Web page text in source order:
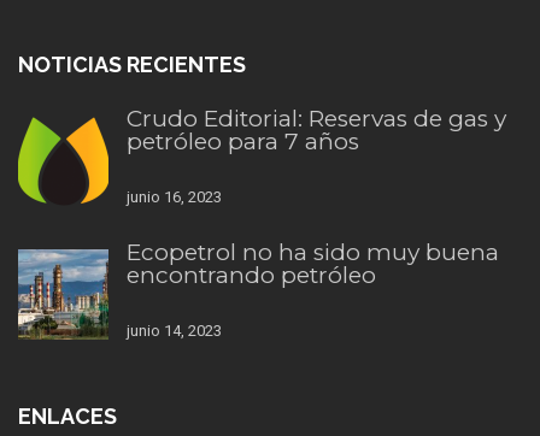
NOTICIAS RECIENTES
Crudo Editorial: Reservas de gas y
petróleo para 7 años
junio 16, 2023
Ecopetrol no ha sido muy buena
encontrando petróleo
junio 14, 2023
ENLACES